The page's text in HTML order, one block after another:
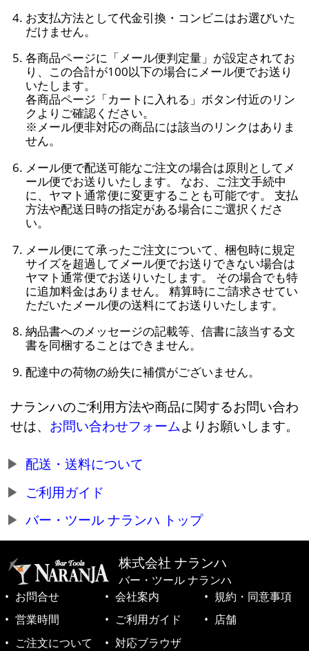
お支払方法として代金引換・コンビニはお選びいた
だけません。
各商品ページに「メール便判定量」が設定されてお
り、この合計が100以下の場合にメール便でお送り
いたします。
各商品ページ「カートに入れる」ボタン付近のリン
クよりご確認ください。
※メール便非対応の商品には該当のリンクはありま
せん。
メール便で配送可能なご注文の場合は原則としてメ
ール便でお送りいたします。 なお、ご注文手続中
に、ヤマト通常便に変更することも可能です。 支払
方法や配送日時の指定がある場合にご選択くださ
い。
メール便にて承ったご注文について、梱包時に規定
サイズを超過してメール便でお送りできない場合は
ヤマト通常便でお送りいたします。 その場合でも特
に追加料金はありません。 精算時にご請求させてい
ただいたメール便の送料にてお送りいたします。
納品書へのメッセージの記載等、信書に該当する文
書を同梱することはできません。
配達中の荷物の紛失に補償がございません。
ナランハのご利用方法や商品に関するお問い合わ
せは、 お問い合わせフォームよりお願いします。
配送・送料について
ご利用ガイド
バー・ツール ナランハ トップ
株式会社 ナランハ
バー・ツール ナランハ
お問合せ
会社案内
規約・同意事項
営業時間
ご利用ガイド
店舗
ご注文について
対応ブラウザ